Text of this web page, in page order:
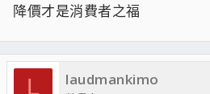
降價才是消費者之福
L laudmankimo